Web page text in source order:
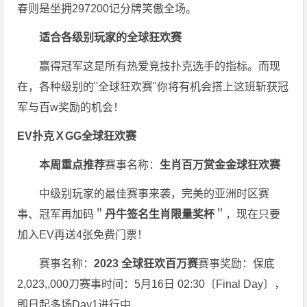
春则是坐拥297200记分牌笑傲全场。
适合各级别玩家的全球狂欢赛
赢得冠军这是所有热爱竞技扑克选手的指标。而现
在，各种级别的"全球狂欢赛"你将有机会搭上这班斩获冠
军与百w奖励的机会！
EV扑克ＸGG全球狂欢赛
本周重点推荐赛事名称： 生肖百万赏金金球狂欢赛
中级别玩家的最佳赛事来袭，完美的亚洲时区赛
事、冠军再加码＂丹牛签名生肖限量奖杯 ＂，现在只要
加入EV再送4张免费门票！
赛事名称：2023 全球狂欢百万赛赛事奖励：保底
2,023,,000刀赛事时间：5月16日 02:30〔Final Day〕，
即日起多场Day1进行中